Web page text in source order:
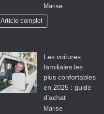
Marise
Article complet
Les voitures
familiales les
plus confortables
en 2025 : guide
d’achat
Marise